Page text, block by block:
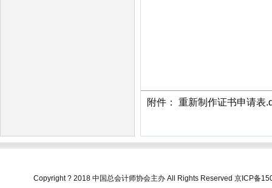
附件： 重新制作证书申请表
Copyright ? 2018 中国总会计师协会主办 All Rights Reserved京ICP备